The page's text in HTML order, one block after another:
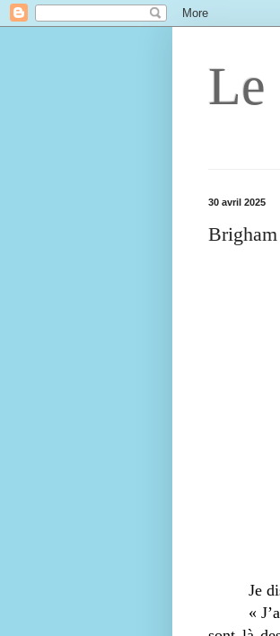
Le
30 avril 2025
Je
«